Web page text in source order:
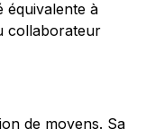
équivalente à
collaborateur
de moyens. Sa